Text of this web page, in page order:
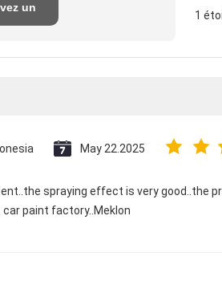
un
1
May 22.2025
spraying effect is very good..the
paint factory..Meklon